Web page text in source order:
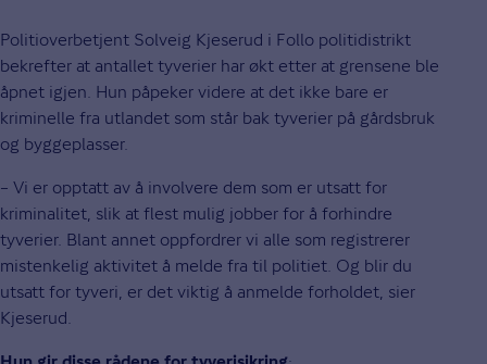
Politioverbetjent Solveig Kjeserud i Follo politidistrikt
bekrefter at antallet tyverier har økt etter at grensene ble
åpnet igjen. Hun påpeker videre at det ikke bare er
kriminelle fra utlandet som står bak tyverier på gårdsbruk
og byggeplasser.
– Vi er opptatt av å involvere dem som er utsatt for
kriminalitet, slik at flest mulig jobber for å forhindre
tyverier. Blant annet oppfordrer vi alle som registrerer
mistenkelig aktivitet å melde fra til politiet. Og blir du
utsatt for tyveri, er det viktig å anmelde forholdet, sier
Kjeserud.